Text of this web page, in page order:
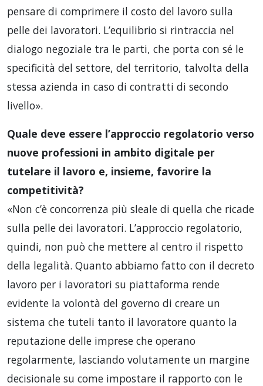
pensare di comprimere il costo del lavoro sulla
pelle dei lavoratori. L’equilibrio si rintraccia nel
dialogo negoziale tra le parti, che porta con sé le
specificità del settore, del territorio, talvolta della
stessa azienda in caso di contratti di secondo
livello».
Quale deve essere l’approccio regolatorio verso
nuove professioni in ambito digitale per
tutelare il lavoro e, insieme, favorire la
competitività?
«Non c’è concorrenza più sleale di quella che ricade
sulla pelle dei lavoratori. L’approccio regolatorio,
quindi, non può che mettere al centro il rispetto
della legalità. Quanto abbiamo fatto con il decreto
lavoro per i lavoratori su piattaforma rende
evidente la volontà del governo di creare un
sistema che tuteli tanto il lavoratore quanto la
reputazione delle imprese che operano
regolarmente, lasciando volutamente un margine
decisionale su come impostare il rapporto con le